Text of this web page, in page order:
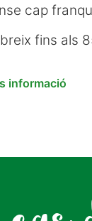
cap
fins als
informació